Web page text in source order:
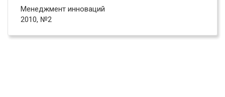
Менеджмент инноваций
2010, №2